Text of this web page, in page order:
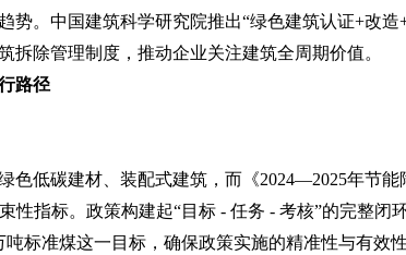
势。中国建筑科学研究院推出“绿色建筑认证+改造
拆除管理制度，推动企业关注建筑全周期价值。
路径
色低碳建材、装配式建筑，而《2024—2025年节
指标。政策构建起“目标 - 任务 - 考核”的完整闭环
标准煤这一目标，确保政策实施的精准性与有效性